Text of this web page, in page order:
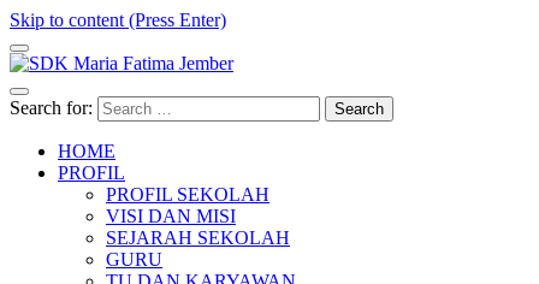
Skip to content (Press Enter)
SDK Maria Fatima Jember
Website Resmi Sekolah Dasar Katolik Maria Fatima Jember
Search for:
HOME
PROFIL
PROFIL SEKOLAH
VISI DAN MISI
SEJARAH SEKOLAH
GURU